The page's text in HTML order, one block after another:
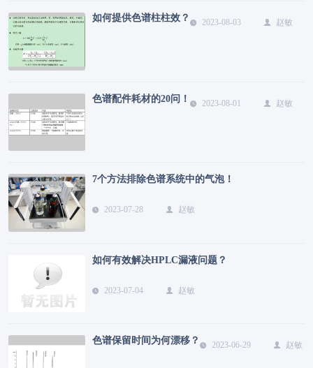
如何提供色谱柱柱效？ 2023-08-03 赵敏
色谱配件耗材的20问！ 2023-08-01 赵敏
7个方法排除色谱系统中的气泡！
2023-07-28 赵敏
如何有效解决HPLC漏液问题？
2023-07-04 赵敏
色谱保留时间为何漂移？ 2023-06-29 赵敏